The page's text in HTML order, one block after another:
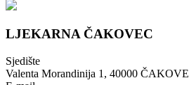
LJEKARNA ČAKOVEC
Sjedište
Valenta Morandinija 1, 40000